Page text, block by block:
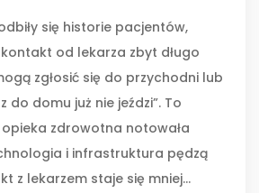
się historie pacjentów,
od lekarza zbyt długo
zgłosić się do przychodni lub
do domu już nie jeździ”. To
zdrowotna notowała
i infrastruktura pędzą
z lekarzem staje się mniej...